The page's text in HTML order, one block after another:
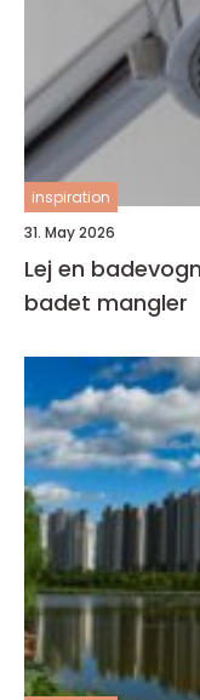
inspiration
31. May 2026
Lej en
badet mangler